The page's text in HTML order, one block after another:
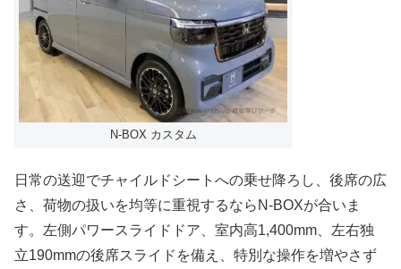
N-BOX カスタム
日常の送迎でチャイルドシートへの乗せ降ろし、後席の広
さ、荷物の扱いを均等に重視するならN-BOXが合いま
す。左側パワースライドドア、室内高1,400mm、左右独
立190mmの後席スライドを備え、特別な操作を増やさず